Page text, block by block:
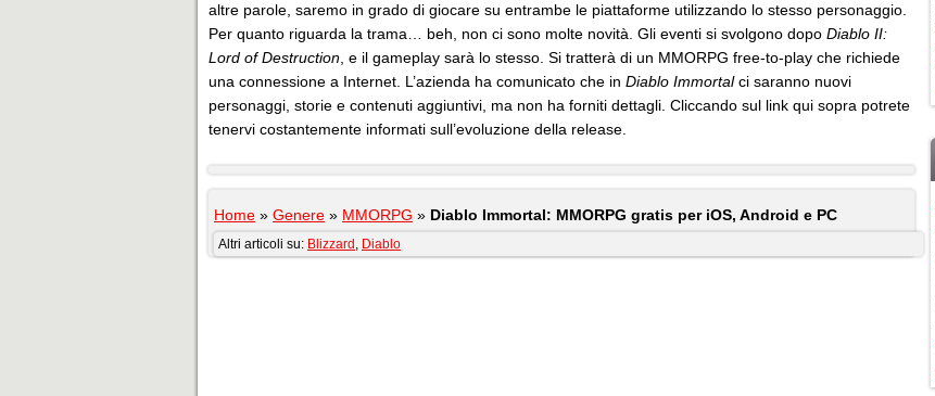
altre parole, saremo in grado di giocare su entrambe le piattaforme utilizzando lo stesso personaggio.
Per quanto riguarda la trama… beh, non ci sono molte novità. Gli eventi si svolgono dopo Diablo II:
Lord of Destruction , e il gameplay sarà lo stesso. Si tratterà di un MMORPG free-to-play che richiede
una connessione a Internet. L’azienda ha comunicato che in Diablo Immortalci saranno nuovi
personaggi, storie e contenuti aggiuntivi, ma non ha forniti dettagli. Cliccando sul link qui sopra potrete
tenervi costantemente informati sull’evoluzione della release.
Home » Genere » MMORPG » Diablo Immortal: MMORPG gratis per iOS, Android e PC
Altri articoli su: Blizzard , Diablo